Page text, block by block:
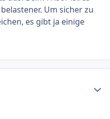
Um sicher zu
es gibt ja einige